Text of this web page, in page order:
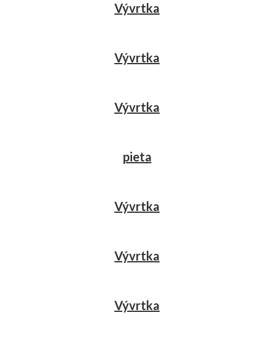
Vývrtka
Vývrtka
Vývrtka
pieta
Vývrtka
Vývrtka
Vývrtka